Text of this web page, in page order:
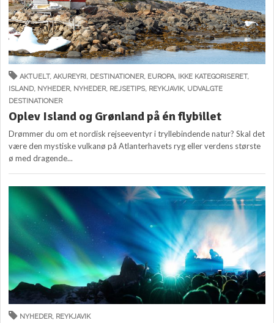
AKTUELT,AKUREYRI DESTINATIONER, EUROPA, IKKE KATEGORISERET,
ISLAND, NYHEDER, NYHEDER, REJSETIPS, REYKJAVIK, UDVALGTE
DESTINATIONER
Oplev Island og Grønland på én flybillet
Drømmer du om et nordisk rejseeventyr i tryllebindende natur? Skal det
være den mystiske vulkanø på Atlanterhavets ryg eller verdens største
ø med dragende...
NYHEDER, REYKJAVIK